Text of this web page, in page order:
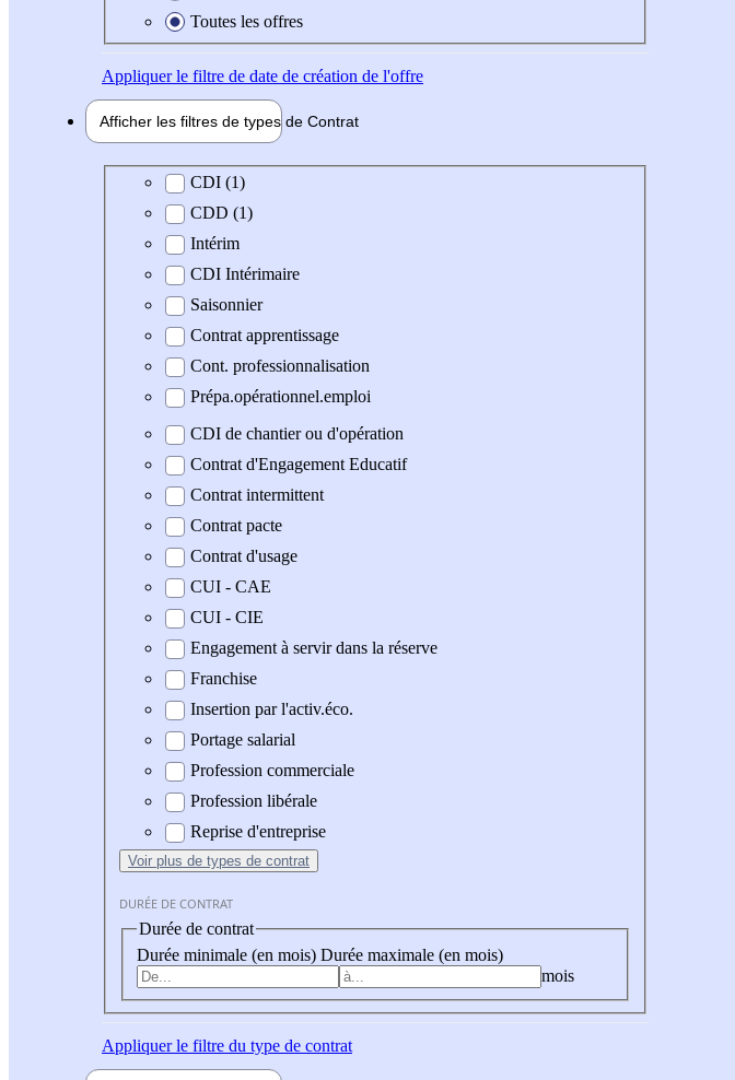
Toutes les offres
Appliquerle filtre de date de création de l'offre
Afficher les filtres de types de Contrat
Type de contrat
CDI (1)
CDD (1)
Intérim
CDI Intérimaire
Saisonnier
Contrat apprentissage
Cont. professionnalisation
Prépa.opérationnel.emploi
CDI de chantier ou d'opération
Contrat d'Engagement Educatif
Contrat intermittent
Contrat pacte
Contrat d'usage
CUI - CAE
CUI - CIE
Engagement à servir dans la réserve
Franchise
Insertion par l'activ.éco.
Portage salarial
Profession commerciale
Profession libérale
Reprise d'entreprise
Voir plus de types de contrat
DURÉE DE CONTRAT
Durée de contrat
Durée minimale (en mois) Durée maximale (en mois)
mois
Appliquerle filtre du type de contrat